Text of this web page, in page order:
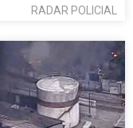
RADAR POLICIAL